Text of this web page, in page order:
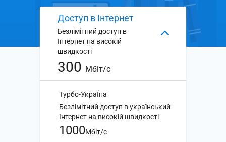
Доступ в Інтернет
Безлімітний доступ в
Інтернет на високій
швидкості
300 Мбіт/с
Турбо-УкраЇна
Безлімітний доступ в український
Інтернет на високій швидкості
1000Мбіт/с